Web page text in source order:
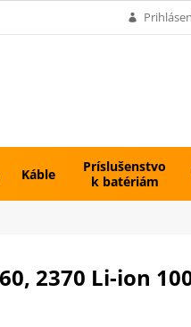
Káble
Príslušenstvo
k batériám
2370 Li-ion